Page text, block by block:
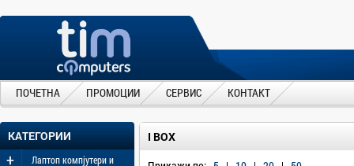
ПОЧЕТНА ПРОМОЦИИ СЕРВИС КОНТАКТ
КАТЕГОРИИ
Лаптоп компјутери и
+
I BOX